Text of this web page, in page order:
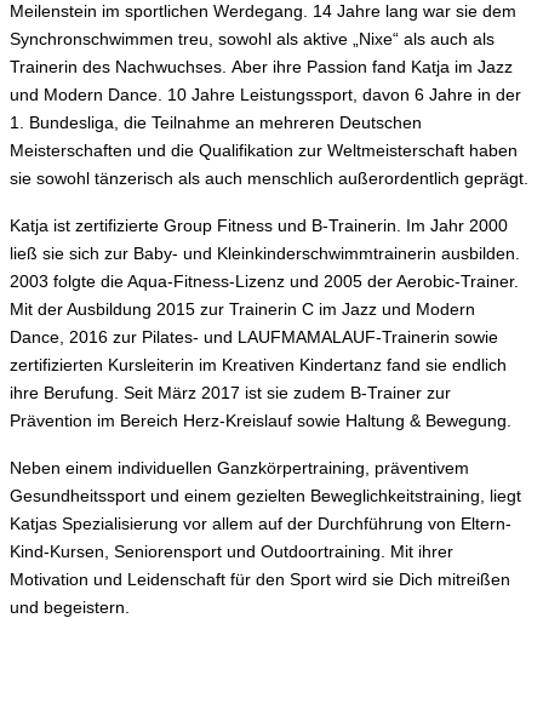
Meilenstein im sportlichen Werdegang. 14 Jahre lang war sie dem
Synchronschwimmen treu, sowohl als aktive „Nixe“ als auch als
Trainerin des Nachwuchses. Aber ihre Passion fand Katja im Jazz
und Modern Dance. 10 Jahre Leistungssport, davon 6 Jahre in der
1. Bundesliga, die Teilnahme an mehreren Deutschen
Meisterschaften und die Qualifikation zur Weltmeisterschaft haben
sie sowohl tänzerisch als auch menschlich außerordentlich geprägt.
Katja ist zertifizierte Group Fitness und B-Trainerin. Im Jahr 2000
ließ sie sich zur Baby- und Kleinkinderschwimmtrainerin ausbilden.
2003 folgte die Aqua-Fitness-Lizenz und 2005 der Aerobic-Trainer.
Mit der Ausbildung 2015 zur Trainerin C im Jazz und Modern
Dance, 2016 zur Pilates- und LAUFMAMALAUF-Trainerin sowie
zertifizierten Kursleiterin im Kreativen Kindertanz fand sie endlich
ihre Berufung. Seit März 2017 ist sie zudem B-Trainer zur
Prävention im Bereich Herz-Kreislauf sowie Haltung & Bewegung.
Neben einem individuellen Ganzkörpertraining, präventivem
Gesundheitssport und einem gezielten Beweglichkeitstraining, liegt
Katjas Spezialisierung vor allem auf der Durchführung von Eltern-
Kind-Kursen, Seniorensport und Outdoortraining. Mit ihrer
Motivation und Leidenschaft für den Sport wird sie Dich mitreißen
und begeistern.